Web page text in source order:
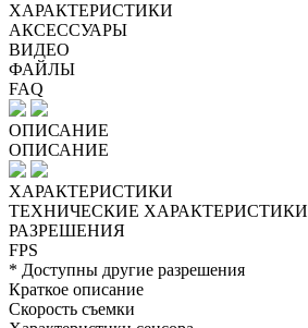
ХАРАКТЕРИСТИКИ
АКСЕССУАРЫ
ВИДЕО
ФАЙЛЫ
FAQ
ОПИСАНИЕ
ОПИСАНИЕ
ХАРАКТЕРИСТИКИ
ТЕХНИЧЕСКИЕ ХАРАКТЕРИСТИКИ
РАЗРЕШЕНИЯ
FPS
* Доступны другие разрешения
Краткое описание
Скорость съемки